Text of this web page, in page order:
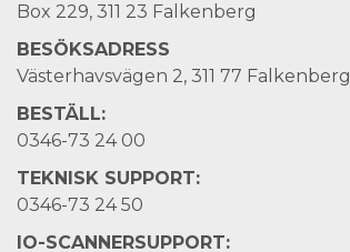
Box 229, 311 23 Falkenberg
BESÖKSADRESS
Västerhavsvägen 2, 311 77 Falkenberg
BESTÄLL:
0346-73 24 00
TEKNISK SUPPORT:
0346-73 24 50
IO-SCANNERSUPPORT: